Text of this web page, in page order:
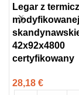
Legar z
42x92x4800
certyfikowany
28,18 €